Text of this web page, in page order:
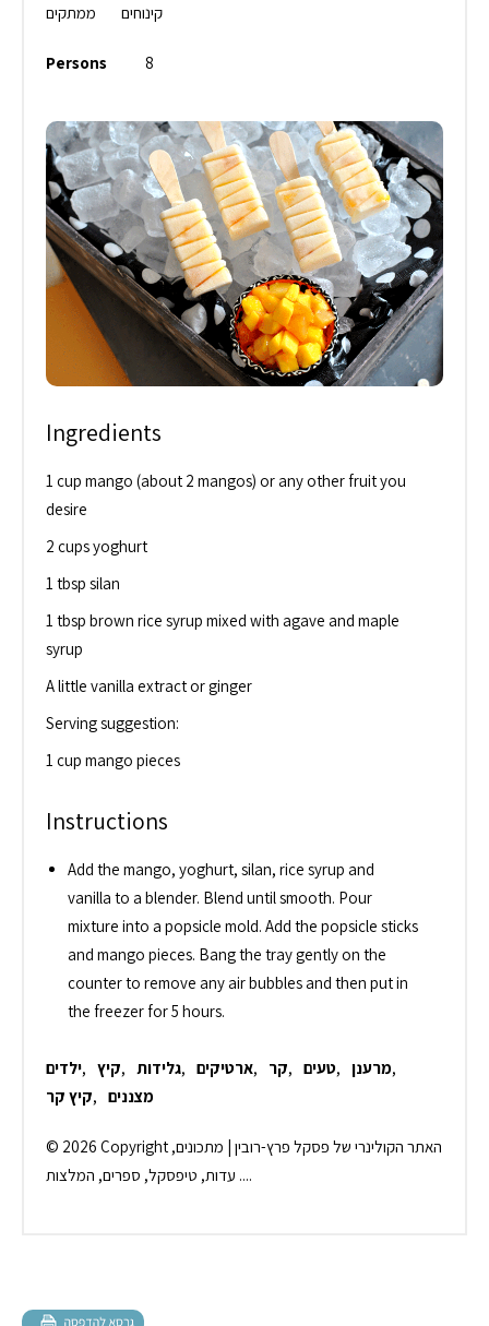
קינוחים ממתקים
Persons 8
Ingredients
1 cup mango (about 2 mangos) or any other fruit you
desire
2 cups yoghurt
1 tbsp silan
1 tbsp brown rice syrup mixed with agave and maple
syrup
A little vanilla extract or ginger
Serving suggestion:
1 cup mango pieces
Instructions
Add the mango, yoghurt, silan, rice syrup and
vanilla to a blender. Blend until smooth. Pour
mixture into a popsicle mold. Add the popsicle sticks
and mango pieces. Bang the tray gently on the
counter to remove any air bubbles and then put in
the freezer for 5 hours.
ילדים, קיץ, גלידות, ארטיקים, קר, טעים, מרענן,
קיץ קר, מצננים
© 2026 Copyright האתר הקולינרי של פסקל פרץ-רובין | מתכונים,
עדות, טיפסקל, ספרים, המלצות ....